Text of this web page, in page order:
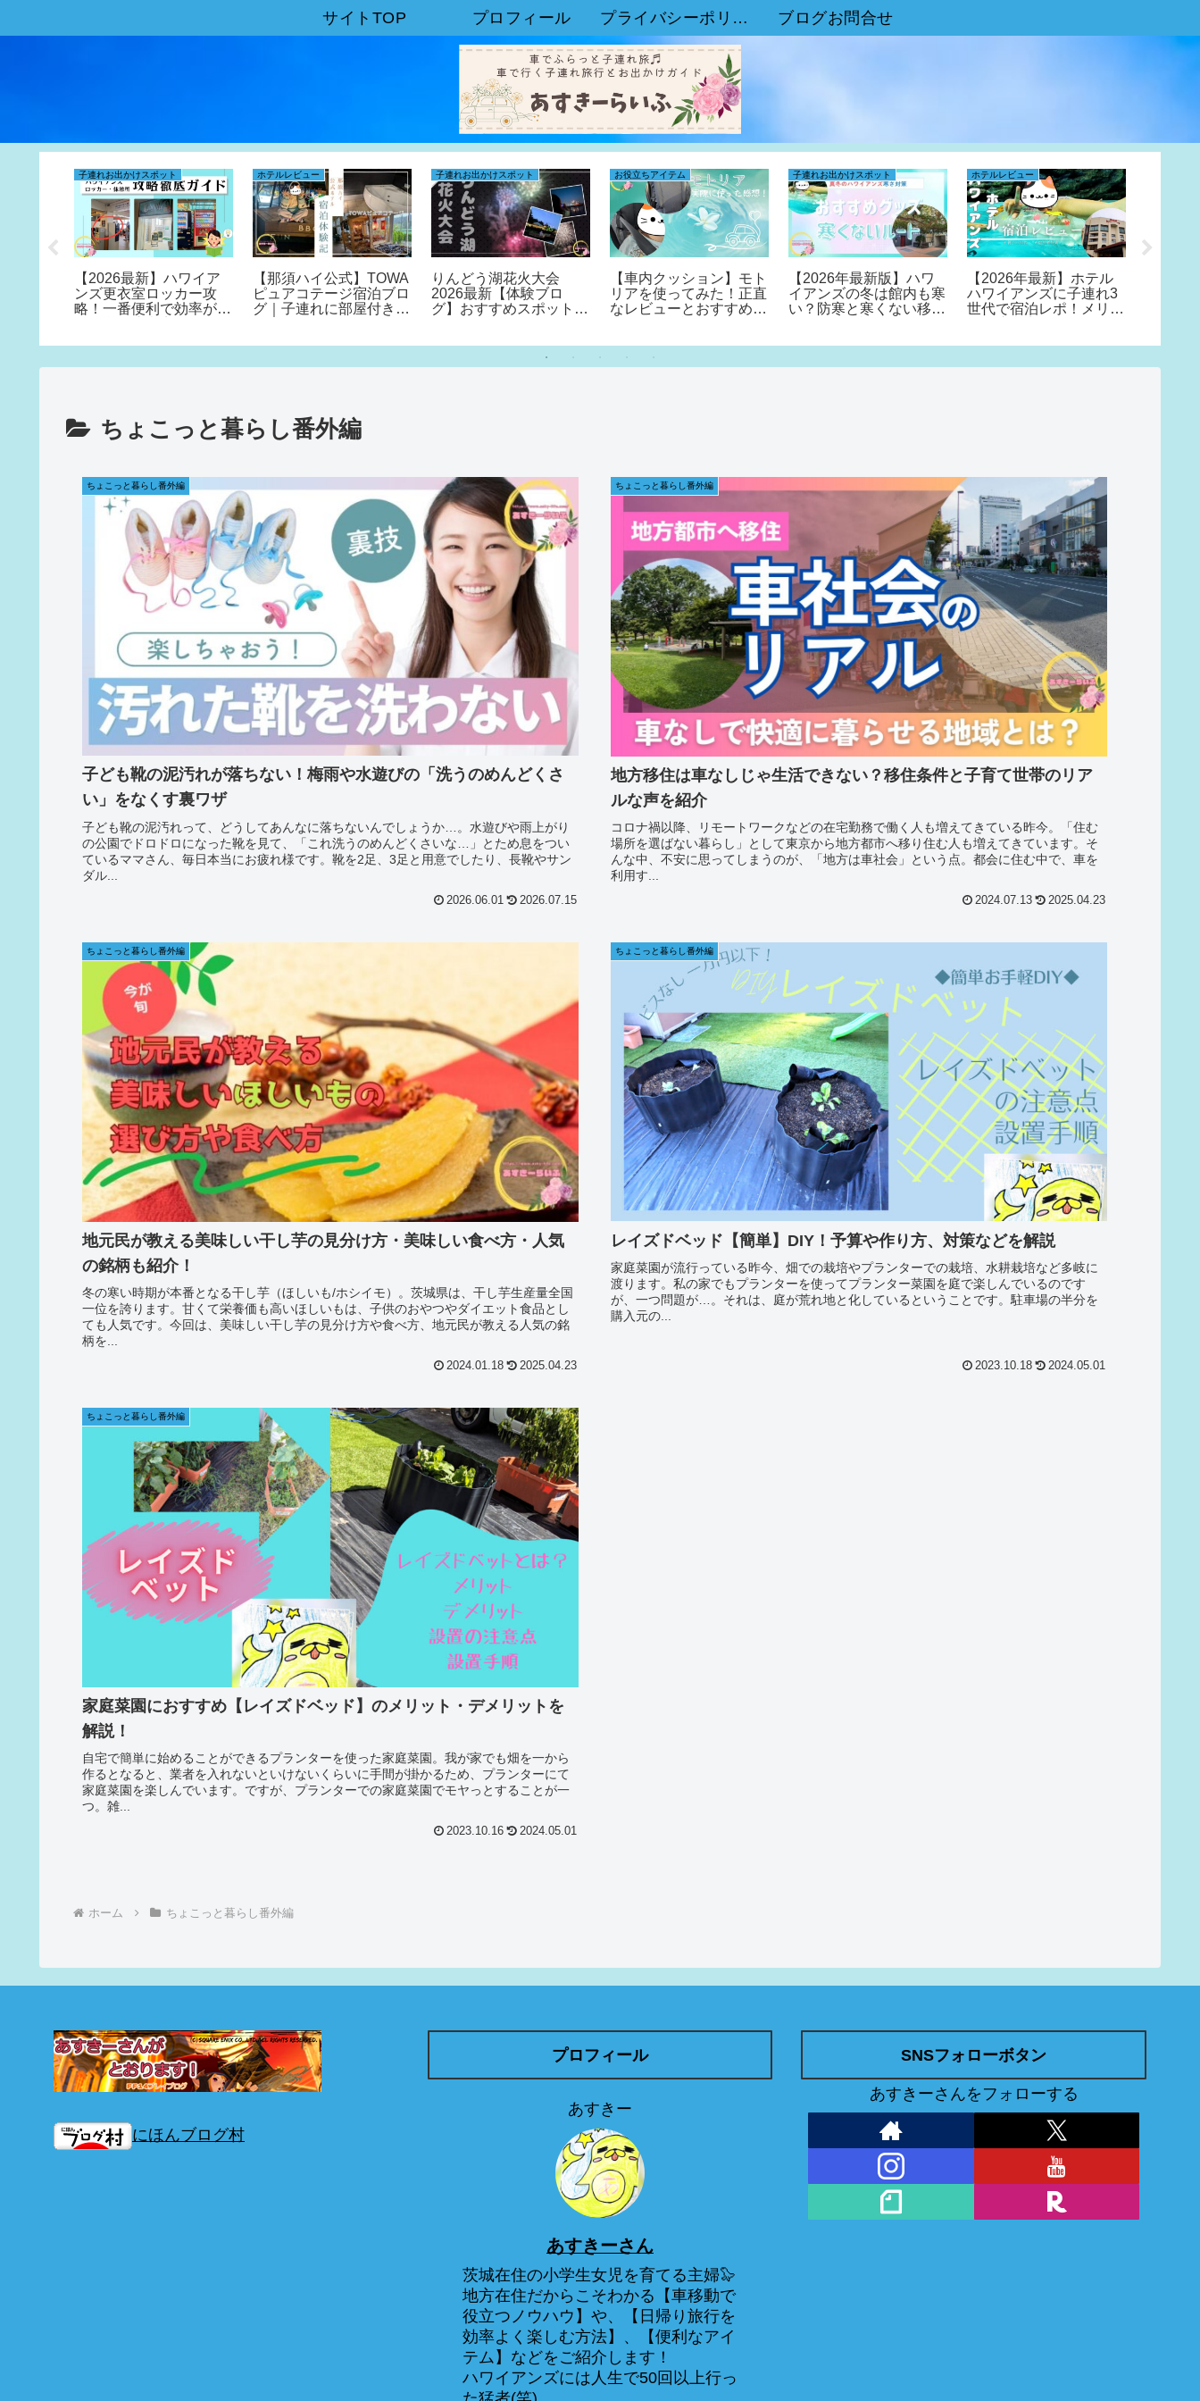
サイトTOP プロフィール プライバシーポリシー ブログお問合せ
子連れお出かけスポット
【2026最新】ハワイア
ンズ更衣室ロッカー攻
略！一番便利で効率がい
ホテルレビュー
【那須ハイ公式】TOWA
ピュアコテージ宿泊ブロ
グ｜子連れに部屋付き露
子連れお出かけスポット
りんどう湖花火大会
2026最新【体験ブロ
グ】おすすめスポットや
お役立ちアイテム
【車内クッション】モト
リアを使ってみた！正直
なレビューとおすすめポ
子連れお出かけスポット
【2026年最新版】ハワ
イアンズの冬は館内も寒
い？防寒と寒くない移動
ホテルレビュー
【2026年最新】ホテル
ハワイアンズに子連れ3
世代で宿泊レポ！メリッ
ちょこっと暮らし番外編
ちょこっと暮らし番外編
子ども靴の泥汚れが落ちない！梅雨や水遊びの「洗うのめんどくさ
い」をなくす裏ワザ
子ども靴の泥汚れって、どうしてあんなに落ちないんでしょうか…。水遊びや雨上がり
の公園でドロドロになった靴を見て、「これ洗うのめんどくさいな…」とため息をつい
ているママさん、毎日本当にお疲れ様です。靴を2足、3足と用意でしたり、長靴やサン
ダル...
2026.06.01 2026.07.15
ちょこっと暮らし番外編
地方移住は車なしじゃ生活できない？移住条件と子育て世帯のリア
ルな声を紹介
コロナ禍以降、リモートワークなどの在宅勤務で働く人も増えてきている昨今。「住む
場所を選ばない暮らし」として東京から地方都市へ移り住む人も増えてきています。そ
んな中、不安に思ってしまうのが、「地方は車社会」という点。都会に住む中で、車を
利用す...
2024.07.13 2025.04.23
ちょこっと暮らし番外編
地元民が教える美味しい干し芋の見分け方・美味しい食べ方・人気
の銘柄も紹介！
冬の寒い時期が本番となる干し芋（ほしいも/ホシイモ）。茨城県は、干し芋生産量全国
一位を誇ります。甘くて栄養価も高いほしいもは、子供のおやつやダイエット食品とし
ても人気です。今回は、美味しい干し芋の見分け方や食べ方、地元民が教える人気の銘
柄を...
2024.01.18 2025.04.23
ちょこっと暮らし番外編
レイズドベッド【簡単】DIY！予算や作り方、対策などを解説
家庭菜園が流行っている昨今、畑での栽培やプランターでの栽培、水耕栽培など多岐に
渡ります。私の家でもプランターを使ってプランター菜園を庭で楽しんでいるのです
が、一つ問題が…。それは、庭が荒れ地と化しているということです。駐車場の半分を
購入元の...
2023.10.18 2024.05.01
ちょこっと暮らし番外編
家庭菜園におすすめ【レイズドベッド】のメリット・デメリットを
解説！
自宅で簡単に始めることができるプランターを使った家庭菜園。我が家でも畑を一から
作るとなると、業者を入れないといけないくらいに手間が掛かるため、プランターにて
家庭菜園を楽しんでいます。ですが、プランターでの家庭菜園でモヤっとすることが一
つ。雑...
2023.10.16 2024.05.01
ホーム ちょこっと暮らし番外編
にほんブログ村
プロフィール
あすきー
あすきーさん
茨城在住の小学生女児を育てる主婦🦭
地方在住だからこそわかる【車移動で
役立つノウハウ】や、【日帰り旅行を
効率よく楽しむ方法】、【便利なアイ
テム】などをご紹介します！
ハワイアンズには人生で50回以上行っ
SNSフォローボタン
あすきーさんをフォローする